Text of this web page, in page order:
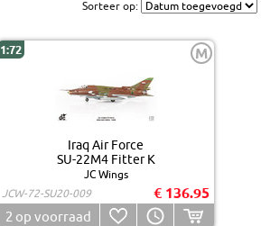
Sorteer op:
1:72 M
Iraq Air Force
SU-22M4 Fitter K
JC Wings
JCW-72-SU20-009
€ 136.95
2 op voorraad